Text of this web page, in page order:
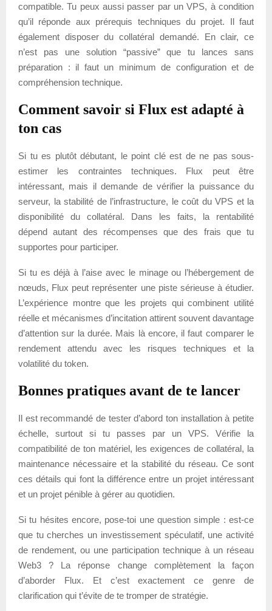
compatible. Tu peux aussi passer par un VPS, à condition
qu’il réponde aux prérequis techniques du projet. Il faut
également disposer du collatéral demandé. En clair, ce
n’est pas une solution “passive” que tu lances sans
préparation : il faut un minimum de configuration et de
compréhension technique.
Comment savoir si Flux est adapté à
ton cas
Si tu es plutôt débutant, le point clé est de ne pas sous-
estimer les contraintes techniques. Flux peut être
intéressant, mais il demande de vérifier la puissance du
serveur, la stabilité de l’infrastructure, le coût du VPS et la
disponibilité du collatéral. Dans les faits, la rentabilité
dépend autant des récompenses que des frais que tu
supportes pour participer.
Si tu es déjà à l’aise avec le minage ou l’hébergement de
nœuds, Flux peut représenter une piste sérieuse à étudier.
L’expérience montre que les projets qui combinent utilité
réelle et mécanismes d’incitation attirent souvent davantage
d’attention sur la durée. Mais là encore, il faut comparer le
rendement attendu avec les risques techniques et la
volatilité du token.
Bonnes pratiques avant de te lancer
Il est recommandé de tester d’abord ton installation à petite
échelle, surtout si tu passes par un VPS. Vérifie la
compatibilité de ton matériel, les exigences de collatéral, la
maintenance nécessaire et la stabilité du réseau. Ce sont
ces détails qui font la différence entre un projet intéressant
et un projet pénible à gérer au quotidien.
Si tu hésites encore, pose-toi une question simple : est-ce
que tu cherches un investissement spéculatif, une activité
de rendement, ou une participation technique à un réseau
Web3 ? La réponse change complètement la façon
d’aborder Flux. Et c’est exactement ce genre de
clarification qui t’évite de te tromper de stratégie.